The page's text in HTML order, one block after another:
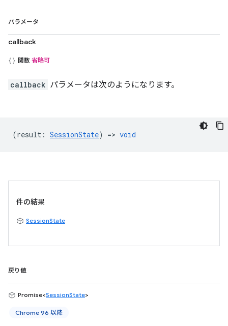
パラメータ
callback
関数 省略可
callback パラメータは次のようになります。
(result : SessionState) => void
件の結果
SessionState
戻り値
Promise<SessionState>
Chrome 96 以降